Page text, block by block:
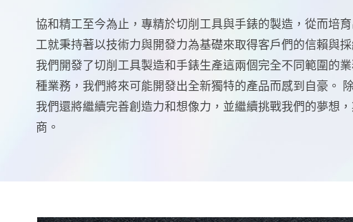
協和精工至今為止，專精於切削工具與手錶的製造，從而培
工就秉持著以技術力與開發力為基礎來取得客戶們的信賴與
我們開發了切削工具製造和手錶生產這兩個完全不同範圍的
種業務，我們將來可能開發出全新獨特的產品而感到自豪。
我們還將繼續完善創造力和想像力，並繼續挑戰我們的夢想
商。